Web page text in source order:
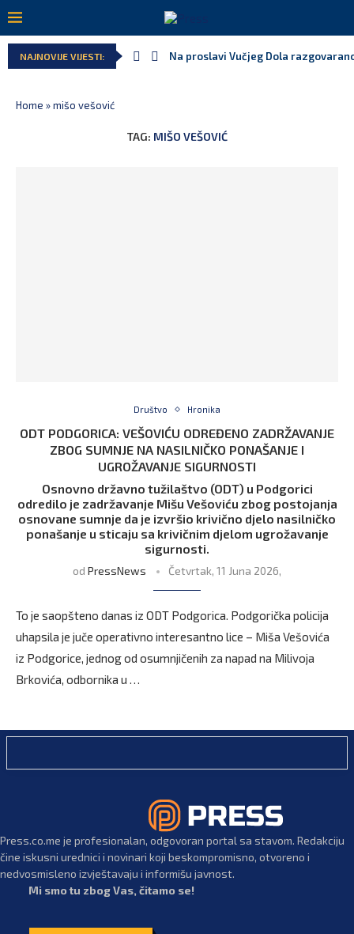
NAJNOVIJE VIJESTI: Na proslavi Vučjeg Dola
Home »mišo vešović
TAG: MIŠO VEŠOVIĆ
Društvo Hronika
ODT PODGORICA: VEŠOVIĆU ODREĐENO ZADRŽAVANJE
ZBOG SUMNJE NA NASILNIČKO PONAŠANJE I
UGROŽAVANJE SIGURNOSTI
Osnovno državno tužilaštvo (ODT) u Podgorici
odredilo je zadržavanje Mišu Vešoviću zbog postojanja
osnovane sumnje da je izvršio krivično djelo nasilničko
ponašanje u sticaju sa krivičnim djelom ugrožavanje
sigurnosti.
od PressNews Četvrtak, 11 Juna 2026,
To je saopšteno danas iz ODT Podgorica. Podgorička policija
uhapsila je juče operativno interesantno lice – Miša Vešovića
iz Podgorice, jednog od osumnjičenih za napad na Milivoja
Brkovića, odbornika u …
Press.co.me je profesionalan, odgovoran portal sa stavom. Redakciju
čine iskusni urednici i novinari koji beskompromisno, otvoreno i
nedvosmisleno izvještavaju i informišu javnost.
Mi smo tu zbog Vas, čitamo se!